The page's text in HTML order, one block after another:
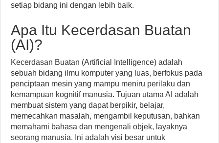
setiap bidang ini dengan lebih baik.
Apa Itu Kecerdasan Buatan
(AI)?
Kecerdasan Buatan (Artificial Intelligence) adalah
sebuah bidang ilmu komputer yang luas, berfokus pada
penciptaan mesin yang mampu meniru perilaku dan
kemampuan kognitif manusia. Tujuan utama AI adalah
membuat sistem yang dapat berpikir, belajar,
memecahkan masalah, mengambil keputusan, bahkan
memahami bahasa dan mengenali objek, layaknya
seorang manusia. Ini adalah visi besar untuk